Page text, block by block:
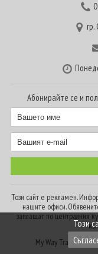
Абонирайте се и
Този сайт е рекламен.
нашите офиси.
заплащат по централния
My Way Travel ©
Този